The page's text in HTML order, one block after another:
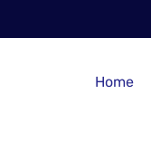
Home